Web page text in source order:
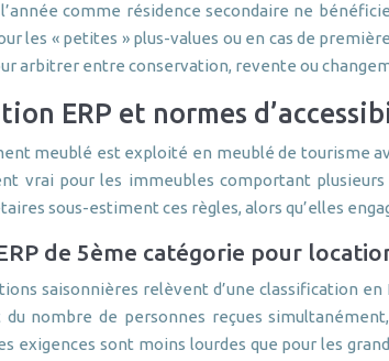
comme résidence secondaire ne
les « petites » plus-values ou en cas de
arbitrer entre conservation, revente ou
ERP et normes
meublé est exploité en meublé de tourisme
vrai pour les immeubles comportant
sous-estiment ces règles, alors qu’elles
de 5ème catégorie pour
saisonnières relèvent d’une classification en
nombre de personnes reçues
exigences sont moins lourdes que pour les